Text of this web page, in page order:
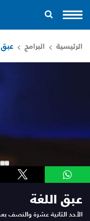
الرئيسية البرامج عبق
عبق اللغة
الأحدالثانية عشرة والنصف